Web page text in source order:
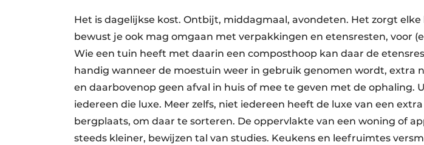
Het is dagelijkse kost. Ontbijt, middagmaal, avondeten. Het zorgt elke
bewust je ook mag omgaan met verpakkingen en etensresten, voor
Wie een tuin heeft met daarin een composthoop kan daar de
handig wanneer de moestuin weer in gebruik genomen wordt, extra
en daarbovenop geen afval in huis of mee te geven met de ophaling.
iedereen die luxe. Meer zelfs, niet iedereen heeft de luxe van een
bergplaats, om daar te sorteren. De oppervlakte van een woning of
steeds kleiner, bewijzen tal van studies. Keukens en leefruimtes